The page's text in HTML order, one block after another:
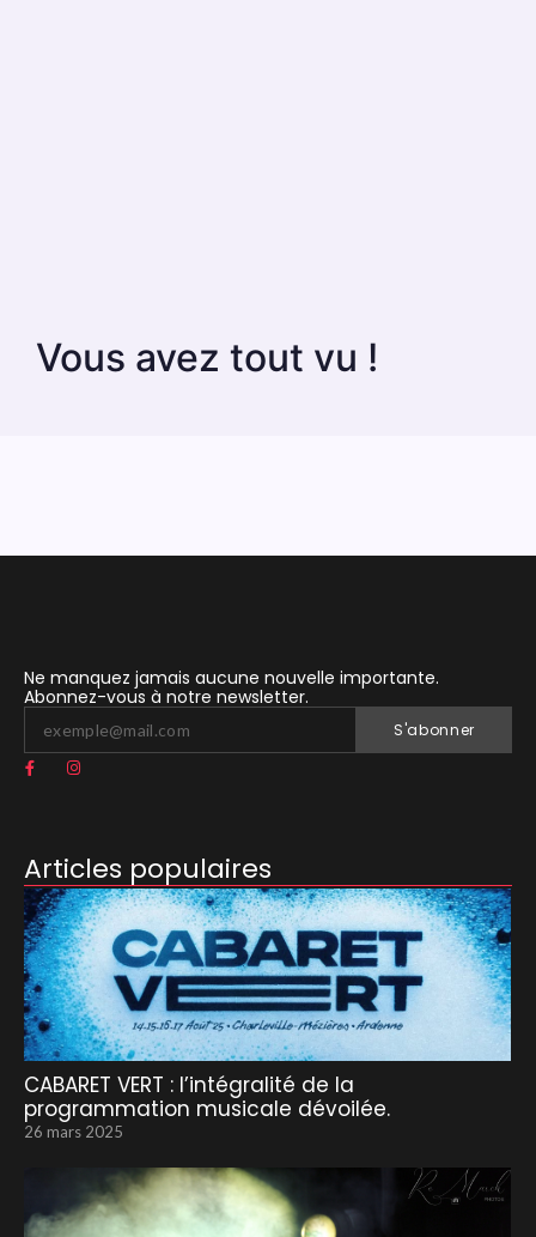
Vous avez tout vu !
Ne manquez jamais aucune nouvelle importante.
Abonnez-vous à notre newsletter.
S'abonner
Articles populaires
CABARET VERT : l’intégralité de la
programmation musicale dévoilée.
26 mars 2025